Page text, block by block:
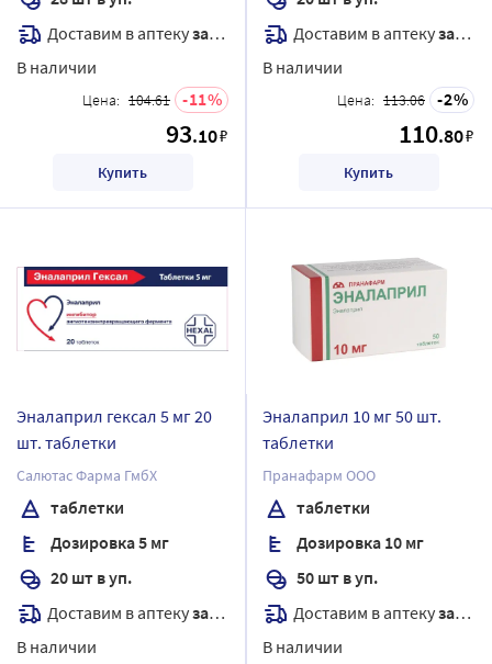
Доставим в аптекузавтра
В наличии
Цена: 104.61 11
93.10₽
Купить
Доставим в аптекузавтра
В наличии
Цена: 113.06 2
110.80₽
Купить
Эналаприл гексал 5 мг 20
шт. таблетки
Салютас Фарма ГмбХ
таблетки
Дозировка 5 мг
20 шт в уп.
Доставим в аптекузавтра
В наличии
Эналаприл 10 мг 50 шт.
таблетки
Пранафарм ООО
таблетки
Дозировка 10 мг
50 шт в уп.
Доставим в аптекузавтра
В наличии